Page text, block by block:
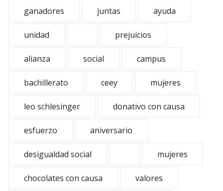
ganadores juntas ayuda
unidad prejuicios
alianza social campus
bachillerato ceey mujeres
leo schlesinger donativo con causa
esfuerzo aniversario
desigualdad social mujeres
chocolates con causa valores